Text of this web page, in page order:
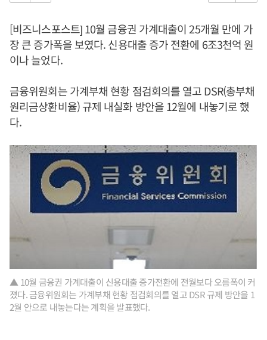
[비즈니스포스트] 10월 금융권 가계대출이 25개월 만에 가
장 큰 증가폭을 보였다. 신용대출 증가 전환에 6조3천억 원
이나 늘었다.
금융위원회는 가계부채 현황 점검회의를 열고 DSR(총부채
원리금상환비율) 규제 내실화 방안을 12월에 내놓기로 했
다.
▲ 10월 금융권 가계대출이 신용대출 증가전환에 전월보다 오름폭이 커
졌다. 금융위원회는 가계부채 현황 점검회의를 열고 DSR 규제 방안을 1
2월 안으로 내놓는다는 계획을 발표했다.